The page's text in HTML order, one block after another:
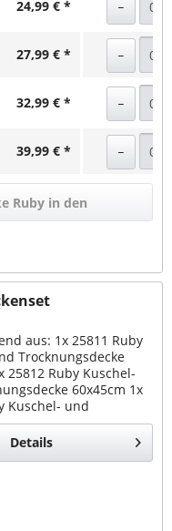
24,99 € *
27,99 € *
32,99 € *
39,99 € *
Ruby in den
aus: 1x 25811 Ruby
Trocknungsdecke
25812 Ruby Kuschel-
60x45cm 1x
Kuschel- und
75x55cm 1x
Kuschel- und
Details